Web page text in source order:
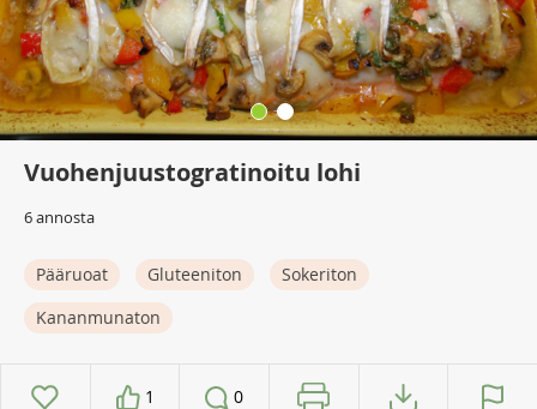
Vuohenjuustogratinoitu lohi
6 annosta
Pääruoat Gluteeniton
Sokeriton
Kananmunaton
1 0